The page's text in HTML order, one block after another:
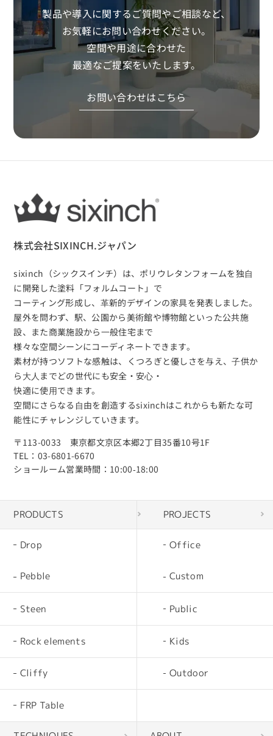
製品や導入に関するご質問やご相談など、
お気軽にお問い合わせください。
空間や用途に合わせた
最適なご提案をいたします。
お問い合わせはこちら
株式会社SIXINCH.ジャパン
sixinch（シックスインチ）は、 ポリウレタンフォームを独⾃
に開発した塗料「フォルムコート」で
コーティング形成し、⾰新的デザインの家具を発表しました。
屋外を問わず、駅、公園から美術館や博物館といった公共施
設、また商業施設から⼀般住宅まで
様々な空間シーンにコーディネートできます。
素材が持つソフトな感触は、くつろぎと優しさを与え、⼦供か
ら⼤⼈までどの世代にも安全・安⼼・
快適に使⽤できます。
空間にさらなる⾃由を創造するsixinchはこれからも新たな可
能性にチャレンジしていきます。
〒113-0033 東京都文京区本郷2丁目35番10号1F
TEL：03-6801-6670
ショールーム営業時間：10:00‐18:00
PRODUCTS
Drop
Pebble
Steen
Rock elements
Cliffy
FRP Table
PROJECTS
Office
Custom
Public
Kids
Outdoor